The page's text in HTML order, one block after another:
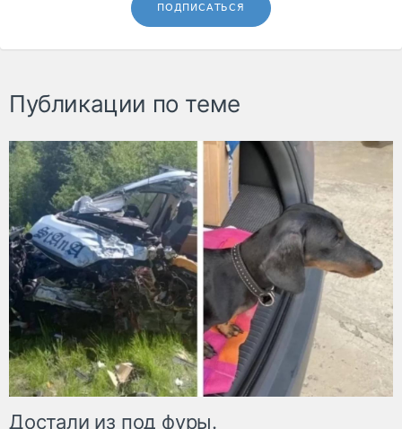
ПОДПИСАТЬСЯ
Публикации по теме
Достали из под фуры.